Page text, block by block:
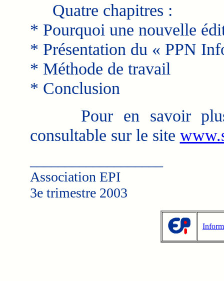
Quatre chapitres :
* Pourquoi une nouvelle
* Présentation du « PPN
* Méthode de travail
* Conclusion
Pour en savoir plus,
consultable sur le site
Association EPI
3e trimestre 2003